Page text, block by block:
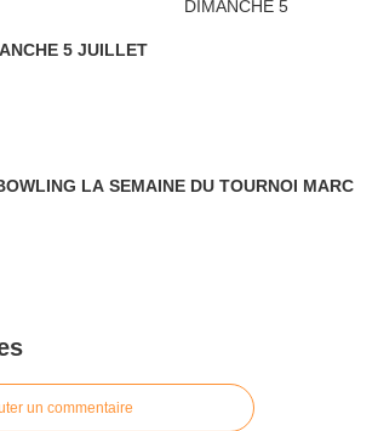
5 JUILLET
LA SEMAINE DU TOURNOI MARC
un commentaire